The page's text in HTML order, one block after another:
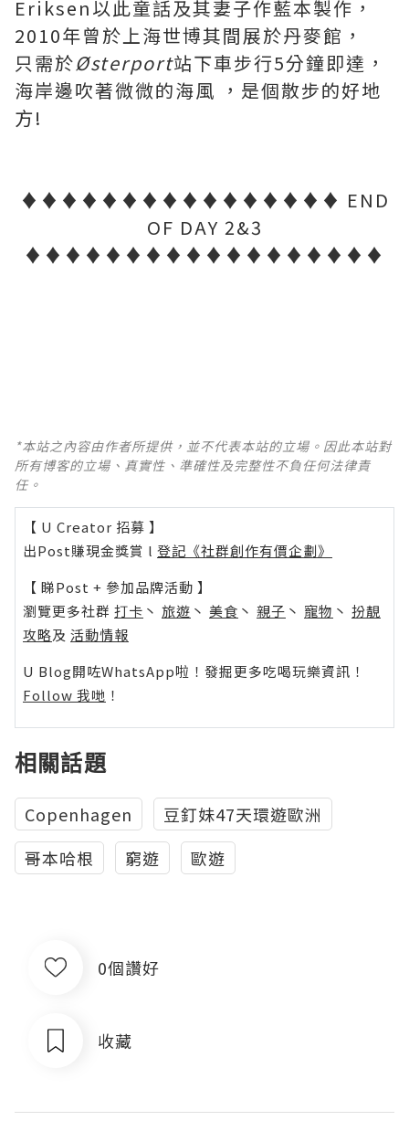
Eriksen以此童話及其妻子作藍本製作，
2010年曾於上海世博其間展於丹麥館，
只需於Østerport站下車步行5分鐘即達，
海岸邊吹著微微的海風 ，是個散步的好地
方!
♦♦♦♦♦♦♦♦♦♦♦♦♦♦♦♦ END
OF DAY 2&3
♦♦♦♦♦♦♦♦♦♦♦♦♦♦♦♦♦♦
*本站之內容由作者所提供，並不代表本站的立場。因此本站對
所有博客的立場、真實性、準確性及完整性不負任何法律責
任。
【 U Creator 招募 】
出Post賺現金獎賞 l 登記《社群創作有價企劃》
【 睇Post + 參加品牌活動 】
瀏覽更多社群 打卡 丶 旅遊 丶 美食 丶 親子 丶 寵物 丶 扮靚
攻略及 活動情報
U Blog開咗WhatsApp啦！發掘更多吃喝玩樂資訊！
Follow 我哋 ！
相關話題
Copenhagen
豆釘妹47天環遊歐洲
哥本哈根
窮遊 歐遊
0個讚好
收藏